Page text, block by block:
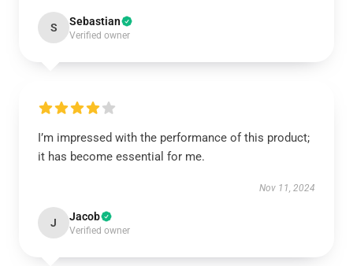
S Sebastian
Verified owner
I’m impressed with the performance of this product;
it has become essential for me.
Nov 11, 2024
J Jacob
Verified owner